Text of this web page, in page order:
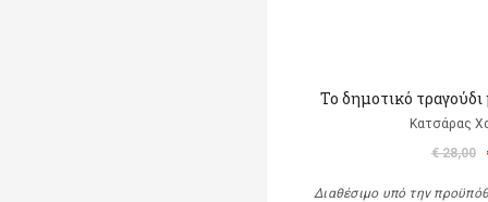
Το δημοτικό τραγούδι
Κατσάρας
€ 28,00
Διαθέσιμο υπό την